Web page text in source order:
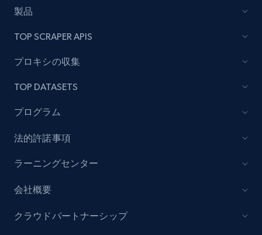
製品
TOP SCRAPER APIS
プロキシの収集
TOP DATASETS
プログラム
法的許諾事項
ラーニングセンター
会社概要
クラウドパートナーシップ